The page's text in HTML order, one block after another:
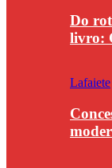
Do
livro:
Lafaiete